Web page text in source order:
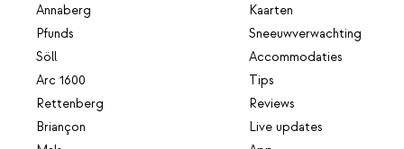
Annaberg
Pfunds
Söll
Arc 1600
Rettenberg
Briançon
Kaarten
Sneeuwverwachting
Accommodaties
Tips
Reviews
Live updates